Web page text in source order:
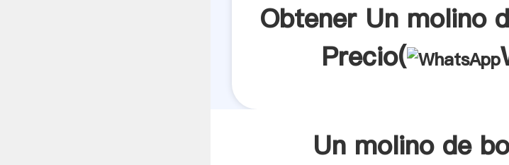
Obtener Un molino
Precio(
Un molino de